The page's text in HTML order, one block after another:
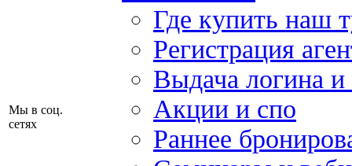
Мы в соц.
сетях
Где купить наш
Регистрация
Выдача логина и
Акции и спо
Раннее